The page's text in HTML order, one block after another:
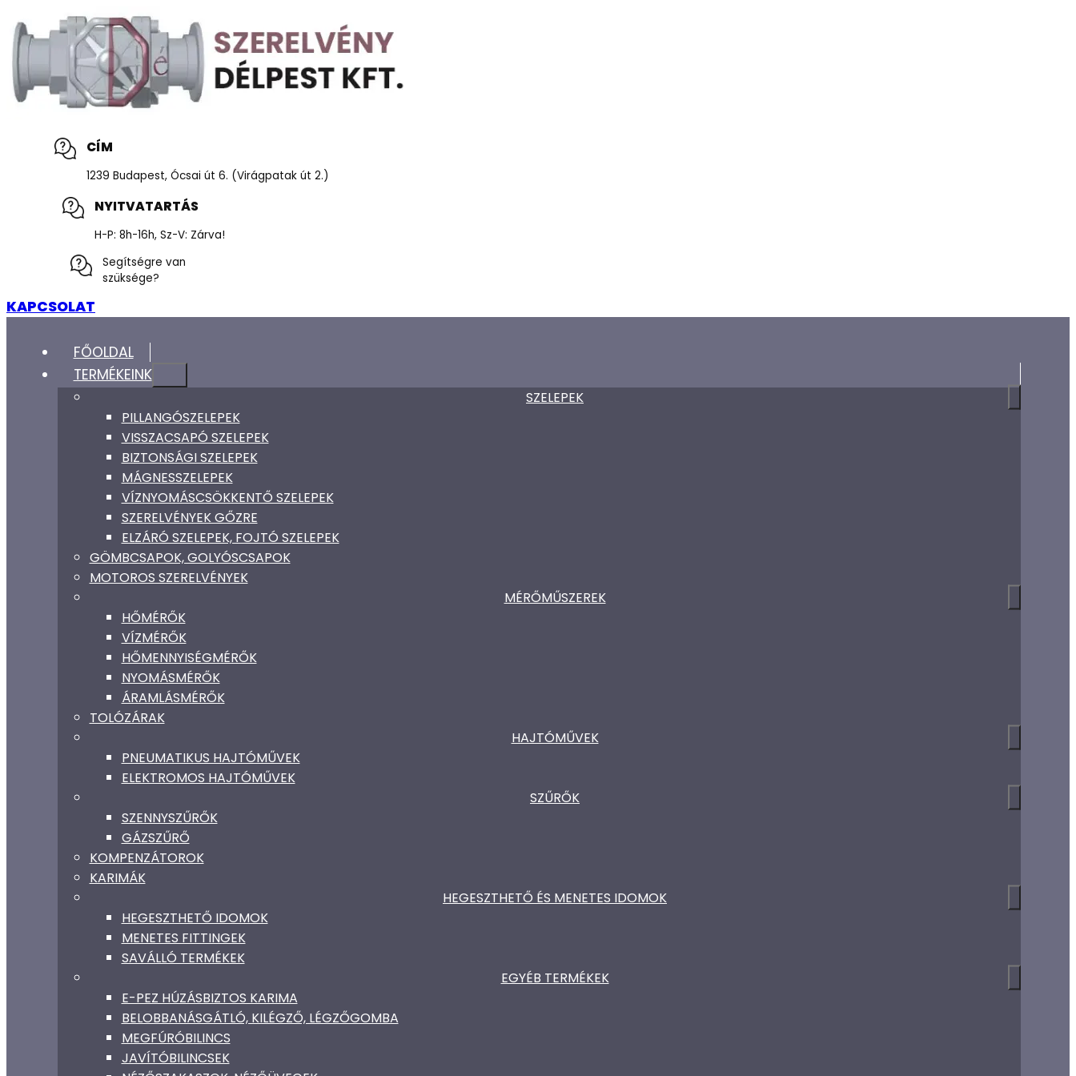
CÍM
1239 Budapest, Ócsai út 6. (Virágpatak út 2.)
NYITVATARTÁS
H-P: 8h-16h, Sz-V: Zárva!
Segítségre van
szüksége?
KAPCSOLAT
FŐOLDAL
TERMÉKEINK
SZELEPEK
PILLANGÓSZELEPEK
VISSZACSAPÓ SZELEPEK
BIZTONSÁGI SZELEPEK
MÁGNESSZELEPEK
VÍZNYOMÁSCSÖKKENTŐ SZELEPEK
SZERELVÉNYEK GŐZRE
ELZÁRÓ SZELEPEK, FOJTÓ SZELEPEK
GÖMBCSAPOK, GOLYÓSCSAPOK
MOTOROS SZERELVÉNYEK
MÉRŐMŰSZEREK
HŐMÉRŐK
VÍZMÉRŐK
HŐMENNYISÉGMÉRŐK
NYOMÁSMÉRŐK
ÁRAMLÁSMÉRŐK
TOLÓZÁRAK
HAJTÓMŰVEK
PNEUMATIKUS HAJTÓMŰVEK
ELEKTROMOS HAJTÓMŰVEK
SZŰRŐK
SZENNYSZŰRŐK
GÁZSZŰRŐ
KOMPENZÁTOROK
KARIMÁK
HEGESZTHETŐ ÉS MENETES IDOMOK
HEGESZTHETŐ IDOMOK
MENETES FITTINGEK
SAVÁLLÓ TERMÉKEK
EGYÉB TERMÉKEK
E-PEZ HÚZÁSBIZTOS KARIMA
BELOBBANÁSGÁTLÓ, KILÉGZŐ, LÉGZŐGOMBA
MEGFÚRÓBILINCS
JAVÍTÓBILINCSEK